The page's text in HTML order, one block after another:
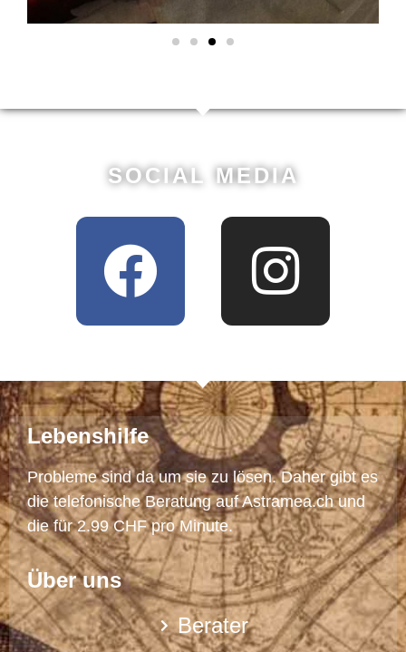
SOCIAL MEDIA
Lebenshilfe
Probleme sind da um sie zu lösen. Daher gibt es
die telefonische Beratung auf Astramea.ch und
die für 2.99 CHF pro Minute.
Über uns
Berater